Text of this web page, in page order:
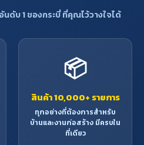
ดับ 1 ของกระบี่ ที่คุณไว้วางใจได้
📦
สินค้า 10,000+ รายการ
ทุกอย่างที่ต้องการสำหรับ
บ้านและงานก่อสร้าง มีครบใน
ที่เดียว